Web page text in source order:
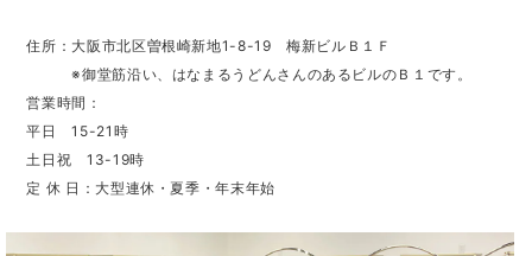
住所：大阪市北区曽根崎新地1-8-19 梅新ビルＢ１Ｆ
※御堂筋沿い、はなまるうどんさんのあるビルのＢ１です。
営業時間：
平日 15-21時
土日祝 13-19時
定 休 日：大型連休・夏季・年末年始